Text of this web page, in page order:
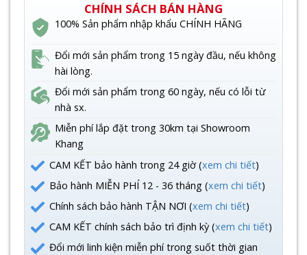
CHÍNH SÁCH BÁN HÀNG
100% Sản phẩm nhập khẩu CHÍNH HÃNG
Đổi mới sản phẩm trong 15 ngày đầu, nếu không
hài lòng.
Đổi mới sản phẩm trong 60 ngày, nếu có lỗi từ
nhà sx.
Miễn phí lắp đặt trong 30km tại Showroom
Khang
CAM KẾT bảo hành trong 24 giờ (xem chi tiết)
Bảo hành MIỄN PHÍ 12 - 36 tháng (xem chi tiết)
Chính sách bảo hành TẬN NƠI (xem chi tiết)
CAM KẾT chính sách bảo trì định kỳ (xem chi tiết)
Đổi mới linh kiện miễn phí trong suốt thời gian